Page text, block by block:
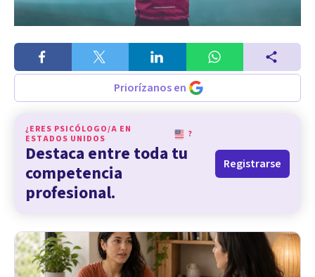
Priorízanos en
¿ERES PSICÓLOGO/A EN
ESTADOS UNIDOS
?
Destaca entre toda tu
competencia
profesional.
Registrarse